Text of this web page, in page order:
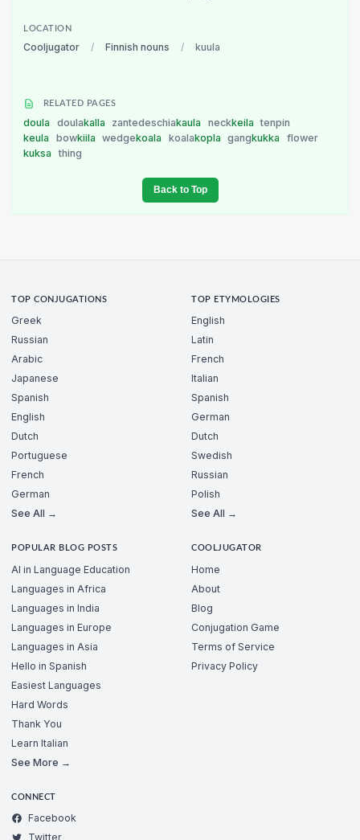
LOCATION
Cooljugator / Finnish nouns / kuula
RELATED PAGES
doula doulakalla zantedeschiakaula neckkeila
tenpin
keula
bowkiila wedgekoala koalakopla gangkukka
flower
kuksa
thing
Back to Top
TOP CONJUGATIONS
Greek
Russian
Arabic
Japanese
Spanish
English
Dutch
Portuguese
French
German
See All →
TOP ETYMOLOGIES
English
Latin
French
Italian
Spanish
German
Dutch
Swedish
Russian
Polish
See All →
POPULAR BLOG POSTS
AI in Language Education
Languages in Africa
Languages in India
Languages in Europe
Languages in Asia
Hello in Spanish
Easiest Languages
Hard Words
Thank You
Learn Italian
See More →
COOLJUGATOR
Home
About
Blog
Conjugation Game
Terms of Service
Privacy Policy
CONNECT
Facebook
Twitter